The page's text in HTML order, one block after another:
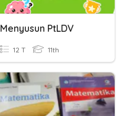
Menyusun PtLDV
12 T 11th